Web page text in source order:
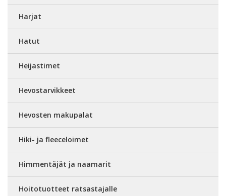
Harjat
Hatut
Heijastimet
Hevostarvikkeet
Hevosten makupalat
Hiki- ja fleeceloimet
Himmentäjät ja naamarit
Hoitotuotteet ratsastajalle